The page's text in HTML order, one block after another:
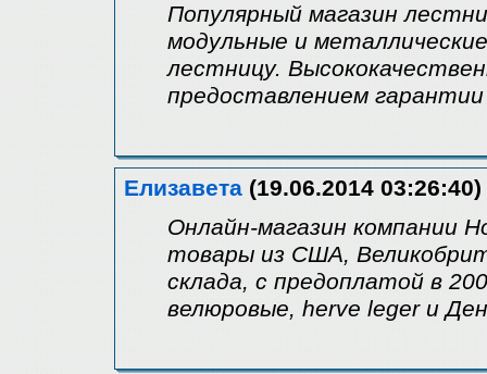
Популярный магазин
модульные и
лестницу.
предоставлением
Елизавета (19.06.2014 03:26:40)
Онлайн-магазин компании
товары из США,
склада, с предоплатой в
велюровые, herve leger и